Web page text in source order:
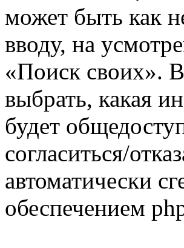
может быть как
вводу, на
«Поиск своих».
выбрать, какая
будет
согласиться/
автоматически
обеспечением